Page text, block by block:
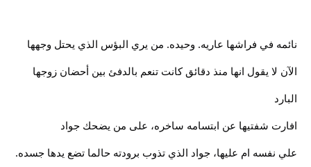
نائمه في فراشها عاريه. وحيده. من يري البؤس الذي يحتل وجهها
الآن لا يقول انها منذ دقائق كانت تنعم بالدفئ بين أحضان زوجها
البارد
افارت شفتيها عن ابتسامه ساخره، على من يضحك جواد
علي نفسه ام عليها، جواد الذي تذوب برودته حالما تضع يدها جسده.